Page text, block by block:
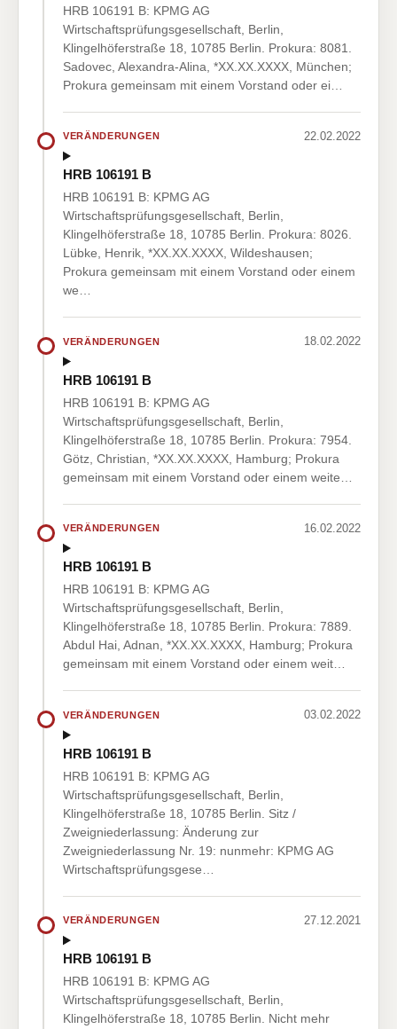
HRB 106191 B: KPMG AG
Wirtschaftsprüfungsgesellschaft, Berlin,
Klingelhöferstraße 18, 10785 Berlin. Prokura: 8081.
Sadovec, Alexandra-Alina, *XX.XX.XXXX, München;
Prokura gemeinsam mit einem Vorstand oder ei…
VERÄNDERUNGEN 22.02.2022
HRB 106191 B
HRB 106191 B: KPMG AG
Wirtschaftsprüfungsgesellschaft, Berlin,
Klingelhöferstraße 18, 10785 Berlin. Prokura: 8026.
Lübke, Henrik, *XX.XX.XXXX, Wildeshausen;
Prokura gemeinsam mit einem Vorstand oder einem
we…
VERÄNDERUNGEN 18.02.2022
HRB 106191 B
HRB 106191 B: KPMG AG
Wirtschaftsprüfungsgesellschaft, Berlin,
Klingelhöferstraße 18, 10785 Berlin. Prokura: 7954.
Götz, Christian, *XX.XX.XXXX, Hamburg; Prokura
gemeinsam mit einem Vorstand oder einem weite…
VERÄNDERUNGEN 16.02.2022
HRB 106191 B
HRB 106191 B: KPMG AG
Wirtschaftsprüfungsgesellschaft, Berlin,
Klingelhöferstraße 18, 10785 Berlin. Prokura: 7889.
Abdul Hai, Adnan, *XX.XX.XXXX, Hamburg; Prokura
gemeinsam mit einem Vorstand oder einem weit…
VERÄNDERUNGEN 03.02.2022
HRB 106191 B
HRB 106191 B: KPMG AG
Wirtschaftsprüfungsgesellschaft, Berlin,
Klingelhöferstraße 18, 10785 Berlin. Sitz /
Zweigniederlassung: Änderung zur
Zweigniederlassung Nr. 19: nunmehr: KPMG AG
Wirtschaftsprüfungsgese…
VERÄNDERUNGEN 27.12.2021
HRB 106191 B
HRB 106191 B: KPMG AG
Wirtschaftsprüfungsgesellschaft, Berlin,
Klingelhöferstraße 18, 10785 Berlin. Nicht mehr